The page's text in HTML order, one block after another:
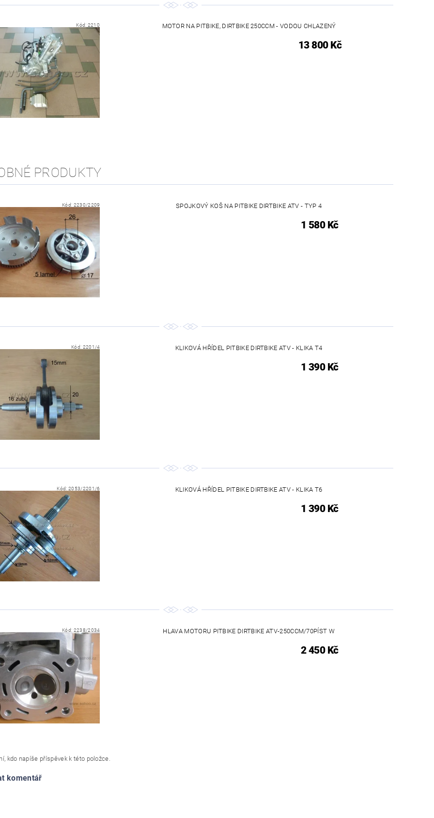
Kód: 2210 MOTOR NA PITBIKE, DIRTBIKE 250CCM - VODOU CHLAZENÝ
13 800 Kč
PRODUKTY
Kód: 2230/2209 SPOJKOVÝ KOŠ NA PITBIKE DIRTBIKE ATV - TYP 4
1 580 Kč
Kód: 2201/4 KLIKOVÁ HŘÍDEL PITBIKE DIRTBIKE ATV - KLIKA T4
1 390 Kč
Kód: 2053/2201/6 KLIKOVÁ HŘÍDEL PITBIKE DIRTBIKE ATV - KLIKA T6
1 390 Kč
Kód: 2238/2034 HLAVA MOTORU PITBIKE DIRTBIKE ATV-250CCM/70PÍST W
2 450 Kč
kdo napíše příspěvek k této položce.
komentář